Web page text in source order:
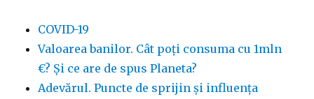
COVID-19
Valoarea banilor. Cât poți consuma cu 1mln
€? Și ce are de spus Planeta?
Adevărul. Puncte de sprijin și influența